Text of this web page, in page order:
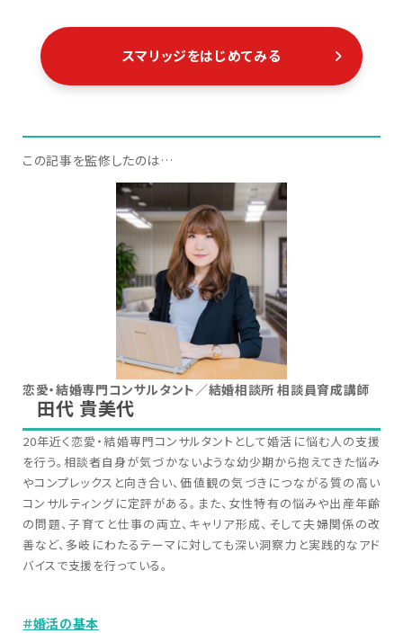
スマリッジをはじめてみる
この記事を監修したのは…
恋愛・結婚専門コンサルタント／結婚相談所 相談員育成講師
田代 貴美代
20年近く恋愛・結婚専門コンサルタントとして婚活に悩む人の支援
を行う。相談者自身が気づかないような幼少期から抱えてきた悩み
やコンプレックスと向き合い、価値観の気づきにつながる質の高い
コンサルティングに定評がある。また、女性特有の悩みや出産年齢
の問題、子育てと仕事の両立、キャリア形成、そして夫婦関係の改
善など、多岐にわたるテーマに対しても深い洞察力と実践的なアド
バイスで支援を行っている。
＃婚活の基本